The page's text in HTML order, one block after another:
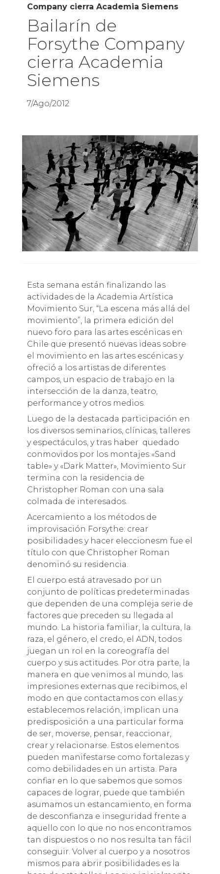
Company cierra Academia Siemens
Bailarín de
Forsythe Company
cierra Academia
Siemens
7/Ago/2012
Esta semana están finalizando las
actividades de la Academia Artística
Movimiento Sur, “La escena más allá del
movimiento”, la primera edición del
nuevo foro para las artes escénicas en
Chile que presentó nuevas ideas sobre
el movimiento en las artes escénicas y
ofreció a los artistas de diferentes
campos, un espacio de trabajo en la
intersección de la danza, teatro,
performance y otros medios.
Luego de la destacada participación en
los diversos seminarios, clínicas, talleres
y espectáculos, y tras haber quedado
conmovidos por los montajes «Sand
table» y «Dark Matter», Movimiento Sur
termina con la residencia de
Christopher Roman con una sala
colmada de interesados.
Acercamiento a los métodos de
improvisación Forsythe: crear
posibilidades y hacer eleccionesm fue el
título con que Christopher Roman
denominó su residencia.
El cuerpo está atravesado por un
conjunto de políticas predeterminadas
que dependen de una compleja serie de
factores que preceden su llegada al
mundo. La historia familiar, la cultura, la
raza, el género, el credo, el ADN, todos
juegan un rol en la coreografía del
cuerpo y sus actitudes. Por otra parte, la
manera en que venimos al mundo, las
impresiones externas que recibimos, el
modo en que contactamos con ellas y
establecemos relación, implican una
predisposición a una particular forma
de ser, moverse, pensar, reaccionar,
crear y relacionarse. Estos elementos
pueden manifestarse como fortalezas y
como debilidades en un artista. Para
confiar en lo que sabemos que somos
capaces de lograr, puede que también
asumamos un estancamiento, en forma
de desconfianza e inseguridad frente a
aquello con lo que no nos encontramos
tan dispuestos o no nos resulta tan fácil
conseguir. Volver al cuerpo y a nosotros
mismos para abrir posibilidades es la